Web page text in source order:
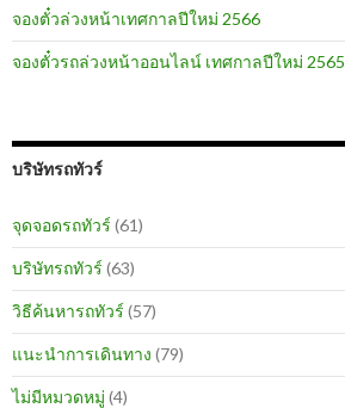
จองตั๋วล่วงหน้าเทศกาลปีใหม่ 2566
จองตั๋วรถล่วงหน้าออนไลน์ เทศกาลปีใหม่ 2565
บริษัทรถทัวร์
จุดจอดรถทัวร์ (61)
บริษัทรถทัวร์ (63)
วิธีค้นหารถทัวร์ (57)
แนะนำการเดินทาง (79)
ไม่มีหมวดหมู่ (4)